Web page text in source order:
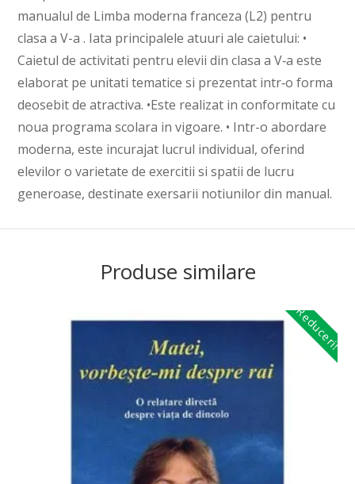
manualul de Limba moderna franceza (L2) pentru
clasa a V-a . Iata principalele atuuri ale caietului: •
Caietul de activitati pentru elevii din clasa a V‑a este
elaborat pe unitati tematice si prezentat intr‑o forma
deosebit de atractiva. •Este realizat in conformitate cu
noua programa scolara in vigoare. • Intr-o abordare
moderna, este incurajat lucrul individual, oferind
elevilor o varietate de exercitii si spatii de lucru
generoase, destinate exersarii notiunilor din manual.
Produse similare
Reduceri!